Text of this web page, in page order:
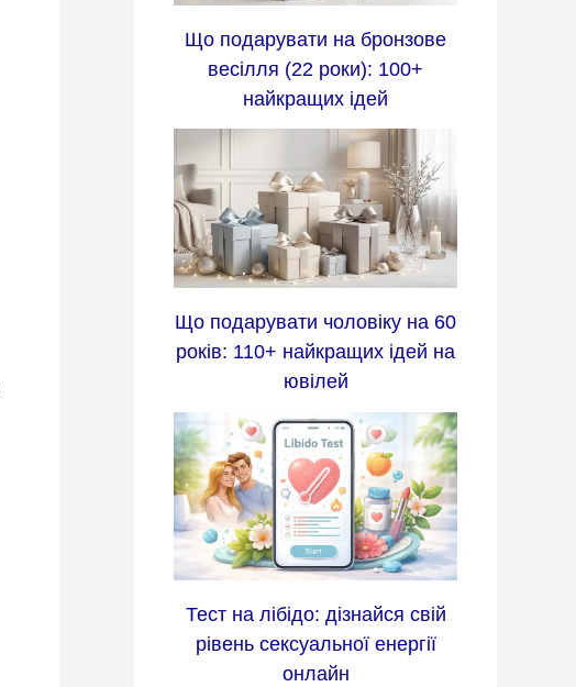
Що подарувати на бронзове
весілля (22 роки): 100+
найкращих ідей
Що подарувати чоловіку на 60
років: 110+ найкращих ідей на
ювілей
Тест на лібідо: дізнайся свій
рівень сексуальної енергії
онлайн